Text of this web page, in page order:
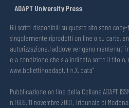
ADAPT University Press
Gli scritti disponibili su questo sito sono
singolarmente riprodotti on line o su carta,
autorizzazione, laddove vengano mantenuti
e a condizione che sia indicata sotto il titolo,
www.bollettinoadapt.it n.X, data“
Pubblicazione on line della Collana ADAPT
n.1609, 11 novembre 2001, Tribunale di